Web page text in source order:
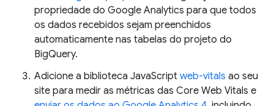
propriedade do Google Analytics para que todos
os dados recebidos sejam preenchidos
automaticamente nas tabelas do projeto do
BigQuery.
Adicione a biblioteca JavaScript web-vitals ao seu
site para medir as métricas das Core Web Vitals e